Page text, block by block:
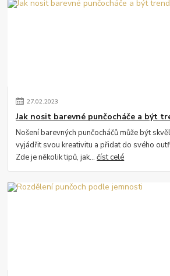
27.02.2023
Jak nosit barevné punčocháče a být
Nošení barevných punčocháčů může být
vyjádřit svou kreativitu a přidat do svého
Zde je několik tipů, jak...číst celé